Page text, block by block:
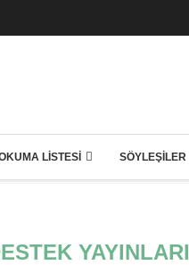
LISTESI SÖYLEŞILER
YAYINLARI